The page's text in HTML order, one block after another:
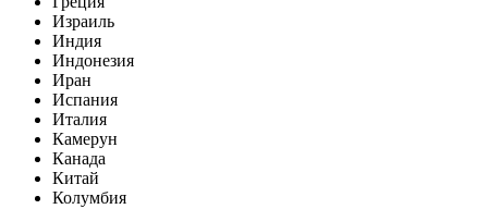
Израиль
Индия
Индонезия
Иран
Испания
Италия
Камерун
Канада
Китай
Колумбия